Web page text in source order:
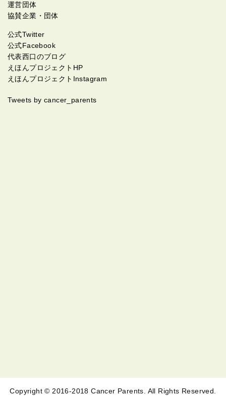
運営団体
協賛企業・団体
公式Twitter
公式Facebook
代表西口のブログ
えほんプロジェクトHP
えほんプロジェクトInstagram
Tweets by cancer_parents
Copyright © 2016-2018 Cancer Parents. All Rights Reserved.